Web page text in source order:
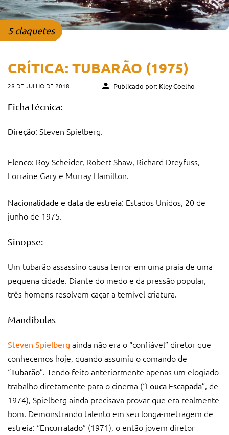
5 claquetes
CRÍTICA: TUBARÃO (1975)
28 DE JULHO DE 2018 Publicado por: Kley Coelho
Ficha técnica:
Direção: Steven Spielberg.
Elenco: Roy Scheider, Robert Shaw, Richard Dreyfuss,
Lorraine Gary e Murray Hamilton.
Nacionalidade e data de estreia: Estados Unidos, 20 de
junho de 1975.
Sinopse:
Um tubarão assassino causa terror em uma praia de uma
pequena cidade. Diante do medo e da pressão popular,
três homens resolvem caçar a temível criatura.
Mandíbulas
Steven Spielberg ainda não era o “confiável” diretor que
conhecemos hoje, quando assumiu o comando de
“Tubarão”. Tendo feito anteriormente apenas um elogiado
trabalho diretamente para o cinema (“Louca Escapada”, de
1974), Spielberg ainda precisava provar que era realmente
bom. Demonstrando talento em seu longa-metragem de
estreia: “Encurralado” (1971), o então jovem diretor